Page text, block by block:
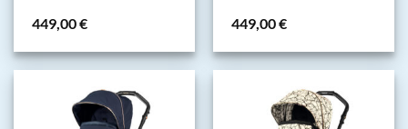
449,00€
449,00€